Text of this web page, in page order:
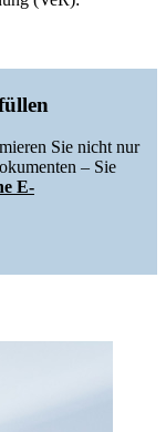
Sie nicht nur
– Sie
E-